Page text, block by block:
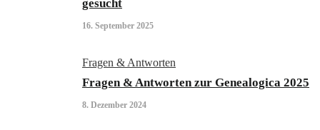
gesucht
16. September 2025
Fragen & Antworten
Fragen & Antworten zur Genealogica 2025
8. Dezember 2024